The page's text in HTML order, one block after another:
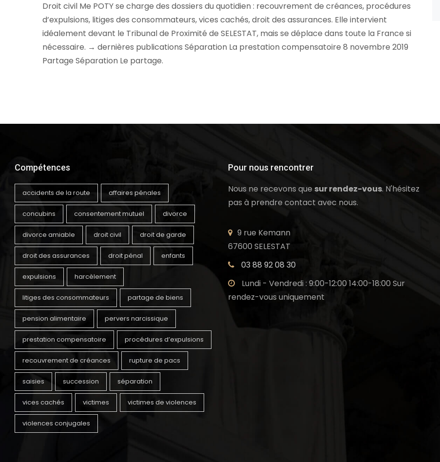
Droit civil Me POTY se charge des dossiers du quotidien : recouvrement de créances, procédures
d’expulsions, litiges des consommateurs, vices cachés, droit des assurances. Elle intervient
idéalement devant le Tribunal de Proximité de SELESTAT, mais se déplace dans toute la France si
nécessaire. → dernières publications Séparation La prestation compensatoire 8 novembre 2019
Partage Séparation Le partage.
Compétences
accidents de la route affaires pénales
concubins consentement mutuel divorce
divorce amiable droit civil droit de garde
droit des assurances droit pénal enfants
expulsions harcèlement
litiges des consommateurs partage de biens
pension alimentaire pervers narcissique
prestation compensatoire procédures d’expulsions
recouvrement de créances rupture de pacs
saisies succession séparation
vices cachés victimes victimes de violences
violences conjugales
Pour nous rencontrer
Nous ne recevons quesur rendez-vous. N'hésitez
pas à prendre contact avec nous.
9 rue Kemann
67600 SELESTAT
03 88 92 08 30
Lundi - Vendredi : 9:00-12:00 14:00-18:00 Sur
rendez-vous uniquement